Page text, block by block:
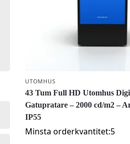
UTOMHUS
43 Tum Full HD Utomhus
Gatupratare – 2000 cd/m2 –
IP55
Minsta orderkvantitet:5